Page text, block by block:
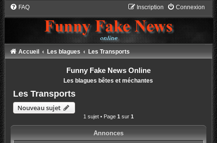
FAQ Connexion
Inscription
Accueil Les blagues Les Transports
Funny Fake News Online
Les blagues bêtes et méchantes
Les Transports
Nouveau sujet
1 sujet • Page 1 sur 1
Annonces